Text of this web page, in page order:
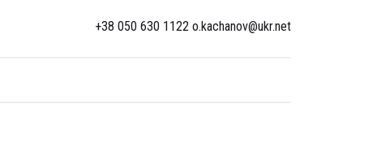
+38 050 630 1122 o.kachanov@ukr.net